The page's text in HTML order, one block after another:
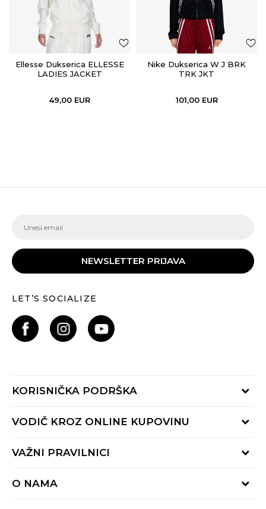
Ellesse Dukserica ELLESSE
LADIES JACKET
49,00 EUR
Nike Dukserica W J BRK
TRK JKT
101,00 EUR
NEWSLETTER PRIJAVA
LET’S SOCIALIZE
KORISNIČKA PODRŠKA
Provjeri status porudžbine
Radno vrijeme 9-16h
VODIČ KROZ ONLINE KUPOVINU
Načini isporuke
Reklamacije
VAŽNI PRAVILNICI
O NAMA